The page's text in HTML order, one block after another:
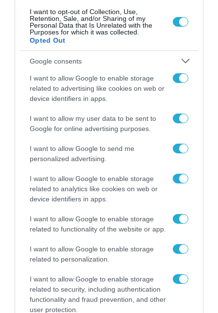
I want to opt-out of Collection, Use,
Retention, Sale, and/or Sharing of my
Personal Data that Is Unrelated with the
Purposes for which it was collected.
Opted Out
Google consents
I want to allow Google to enable storage
related to advertising like cookies on web or
device identifiers in apps.
I want to allow my user data to be sent to
Google for online advertising purposes.
I want to allow Google to send me
personalized advertising.
I want to allow Google to enable storage
related to analytics like cookies on web or
device identifiers in apps.
I want to allow Google to enable storage
related to functionality of the website or app.
I want to allow Google to enable storage
related to personalization.
I want to allow Google to enable storage
related to security, including authentication
functionality and fraud prevention, and other
user protection.
ΡΟΗ ΕΙΔΗΣΕΩΝ